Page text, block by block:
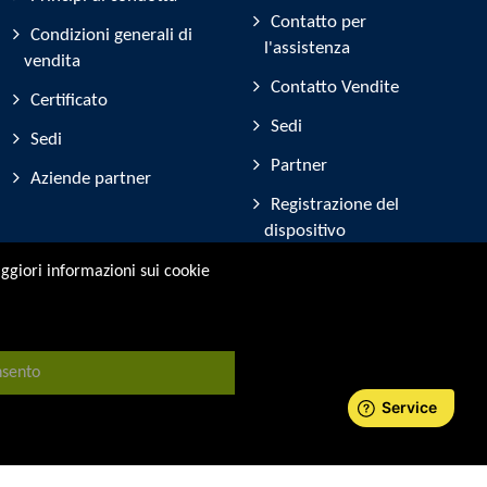
Condizioni generali di
vendita
Certificato
Sedi
Aziende partner
Contatto per
l'assistenza
Contatto Vendite
Sedi
Partner
Registrazione del
dispositivo
informazioni sui cookie